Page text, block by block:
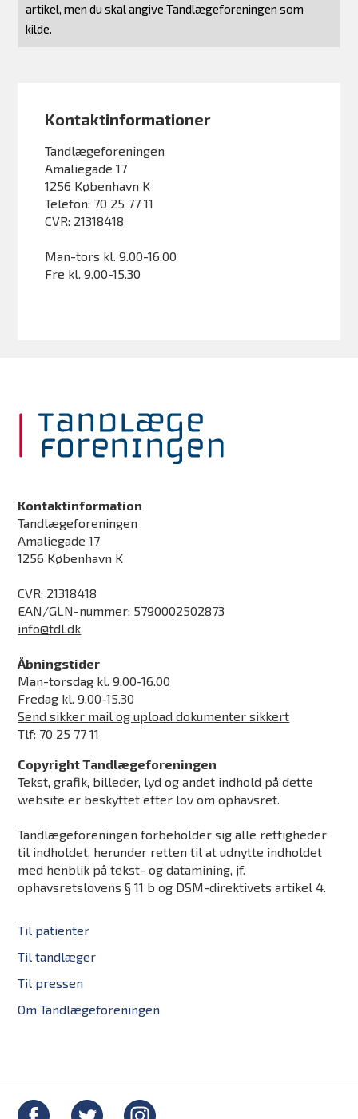
artikel, men du skal angive Tandlægeforeningen som
kilde.
Kontaktinformationer
Tandlægeforeningen
Amaliegade 17
1256 København K
Telefon: 70 25 77 11
CVR: 21318418
Man-tors kl. 9.00-16.00
Fre kl. 9.00-15.30
Kontaktinformation
Tandlægeforeningen
Amaliegade 17
1256 København K
CVR: 21318418
EAN/GLN-nummer: 5790002502873
info@tdl.dk
Åbningstider
Man-torsdag kl. 9.00-16.00
Fredag kl. 9.00-15.30
Send sikker mail og upload dokumenter sikkert
Tlf: 70 25 77 11
Copyright Tandlægeforeningen
Tekst, grafik, billeder, lyd og andet indhold på dette
website er beskyttet efter lov om ophavsret.
Tandlægeforeningen forbeholder sig alle rettigheder
til indholdet, herunder retten til at udnytte indholdet
med henblik på tekst- og datamining, jf.
ophavsretslovens § 11 b og DSM-direktivets artikel 4.
Til patienter
Til tandlæger
Til pressen
Om Tandlægeforeningen